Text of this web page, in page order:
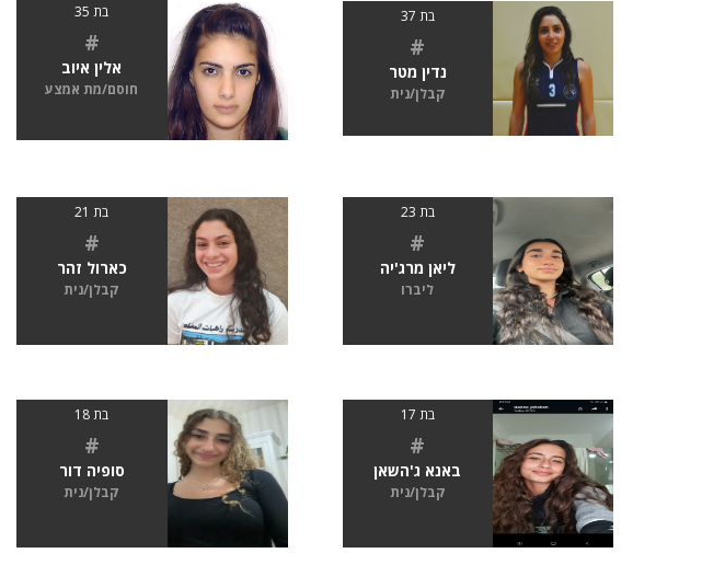
בת 37
#
נדין מטר
קבלן/נית
בת 35
#
אלין איוב
חוסם/מת אמצע
בת 23
#
ליאן מרג'יה
ליברו
בת 21
#
כארול זהר
קבלן/נית
בת 17
#
באנא ג'השאן
קבלן/נית
בת 18
#
סופיה דור
קבלן/נית